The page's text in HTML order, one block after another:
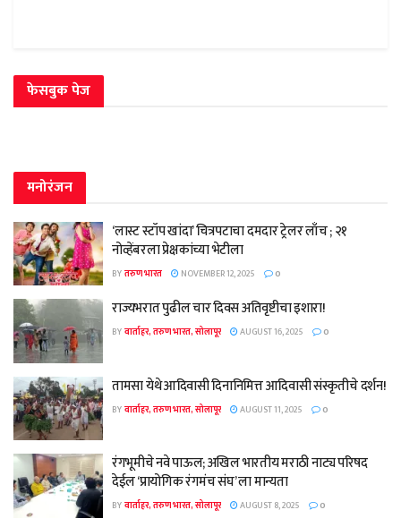
फेसबुक पेज
मनोरंजन
‘लास्ट स्टॉप खांदा’ चित्रपटाचा दमदार ट्रेलर लाँच ; २१
नोव्हेंबरला प्रेक्षकांच्या भेटीला
BYतरुण भारत NOVEMBER 12, 2025 0
राज्यभरात पुढील चार दिवस अतिवृष्टीचा इशारा!
BYवार्ताहर, तरुण भारत, सोलापूर AUGUST 16, 2025 0
तामसा येथे आदिवासी दिनानिमित्त आदिवासी संस्कृतीचे दर्शन!
BYवार्ताहर, तरुण भारत, सोलापूर AUGUST 11, 2025 0
रंगभूमीचे नवे पाऊल; अखिल भारतीय मराठी नाट्य परिषद
देईल ‘प्रायोगिक रंगमंच संघ’ ला मान्यता
BYवार्ताहर, तरुण भारत, सोलापूर AUGUST 8, 2025 0